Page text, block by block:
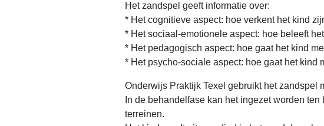
Het zandspel geeft informatie over:
* Het cognitieve aspect: hoe verkent het kind
* Het sociaal-emotionele aspect: hoe beleeft
* Het pedagogisch aspect: hoe gaat het kind
* Het psycho-sociale aspect: hoe gaat het kind
Onderwijs Praktijk Texel gebruikt het zandspel
In de behandelfase kan het ingezet worden
terreinen.